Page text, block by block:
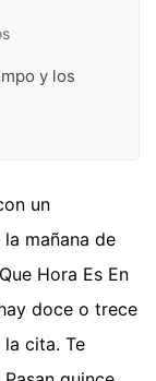
y los
un
mañana de
Hora Es En
doce o trece
cita. Te